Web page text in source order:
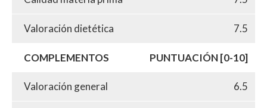
Valoración dietética 7.5
COMPLEMENTOS PUNTUACIÓN [0-10]
Valoración general 6.5